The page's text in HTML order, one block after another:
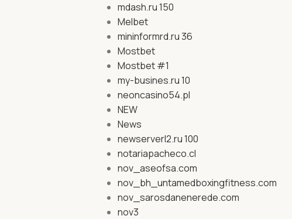
mdash.ru 150
Melbet
mininformrd.ru 36
Mostbet
Mostbet #1
my-busines.ru 10
neoncasino54.pl
NEW
News
newserverl2.ru 100
notariapacheco.cl
nov_aseofsa.com
nov_bh_untamedboxingfitness.com
nov_sarosdanenerede.com
nov3